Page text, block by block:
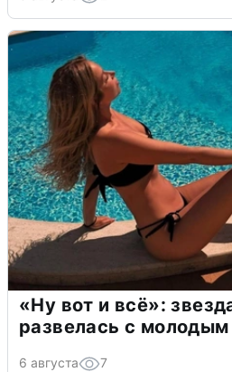
«Ну вот и всё»:
развелась с
6 августа 7